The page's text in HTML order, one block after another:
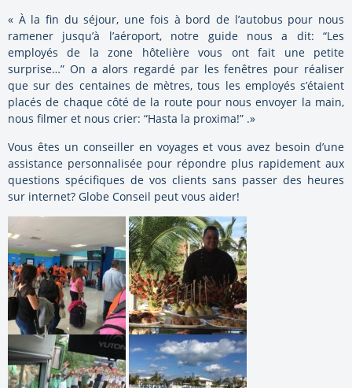
« À la fin du séjour, une fois à bord de l’autobus pour nous
ramener jusqu’à l’aéroport, notre guide nous a dit: “Les
employés de la zone hôtelière vous ont fait une petite
surprise…” On a alors regardé par les fenêtres pour réaliser
que sur des centaines de mètres, tous les employés s’étaient
placés de chaque côté de la route pour nous envoyer la main,
nous filmer et nous crier: “Hasta la proxima!” .»
Vous êtes un conseiller en voyages et vous avez besoin d’une
assistance personnalisée pour répondre plus rapidement aux
questions spécifiques de vos clients sans passer des heures
sur internet? Globe Conseil peut vous aider!